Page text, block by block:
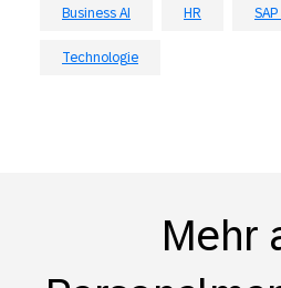
Business AI HR
Technologie
Mehr